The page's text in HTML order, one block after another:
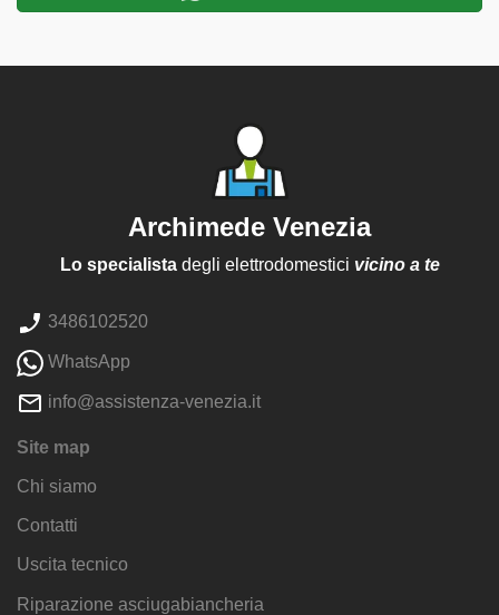
Archimede Venezia
Lo specialistadegli elettrodomestici vicino a te
3486102520
WhatsApp
info@assistenza-venezia.it
Site map
Chi siamo
Contatti
Uscita tecnico
Riparazione asciugabiancheria